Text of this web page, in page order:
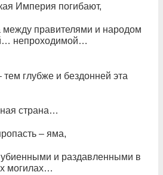
Империя погибают,
между правителями и народом
непроходимой…
глубже и бездонней эта
страна…
– яма,
и раздавленными в
могилах…